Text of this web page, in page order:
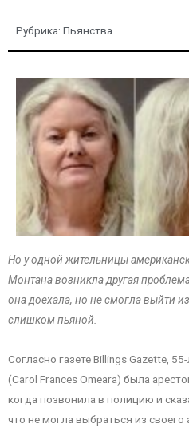
Рубрика: Пьянства
Но у одной жительницы
Монтана возникла другая
она доехала, но не смогла выйти
слишком пьяной.
Согласно газете Billings Gazette,
(Carol Frances Omeara) была
когда позвонила в полицию и
что не могла выбраться из